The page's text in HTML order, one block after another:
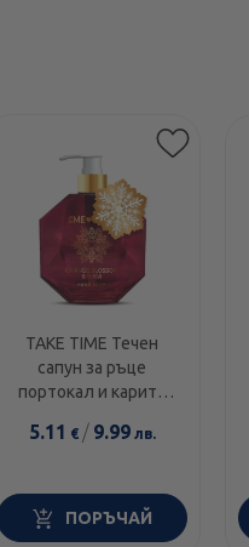
TAKE TIME Течен
сапун за ръце
портокал и карите
5.11 € / 9.99лв.
ПОРЪЧАЙ